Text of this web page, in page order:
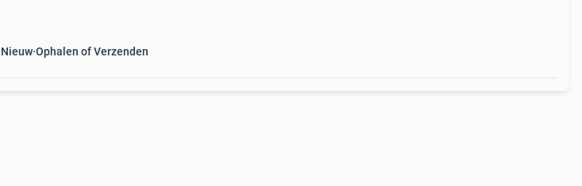
Nieuw Ophalen of Verzenden